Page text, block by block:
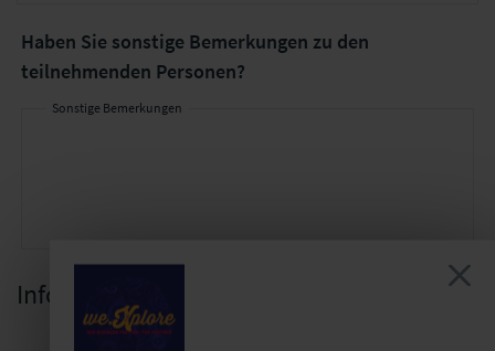
Haben Sie sonstige Bemerkungen zu den
teilnehmenden Personen?
Sonstige Bemerkungen
Informationen zum Vertrag